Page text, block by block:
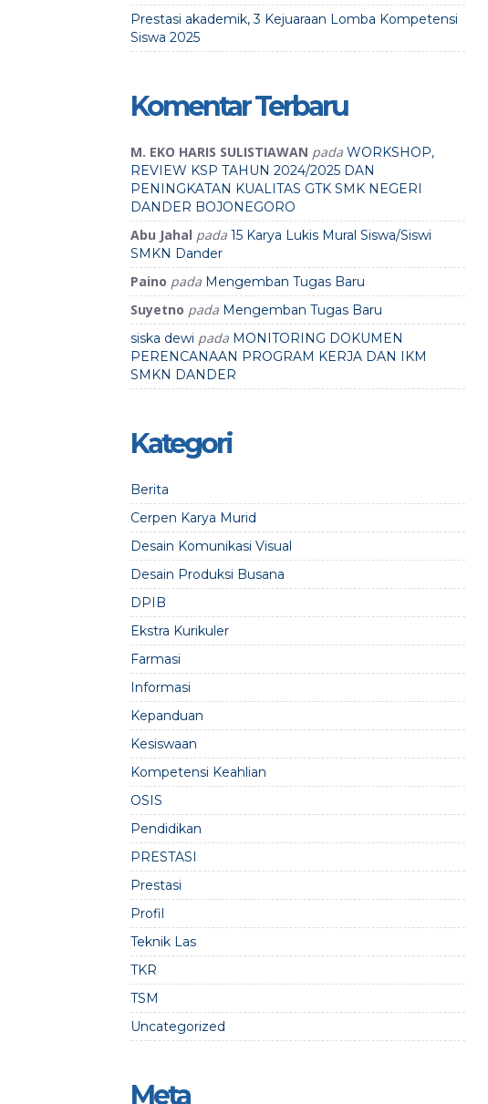
Prestasi akademik, 3 Kejuaraan Lomba Kompetensi
Siswa 2025
Komentar Terbaru
M. EKO HARIS SULISTIAWAN pada WORKSHOP,
REVIEW KSP TAHUN 2024/2025 DAN
PENINGKATAN KUALITAS GTK SMK NEGERI
DANDER BOJONEGORO
Abu Jahal pada 15 Karya Lukis Mural Siswa/Siswi
SMKN Dander
Paino pada Mengemban Tugas Baru
Suyetno pada Mengemban Tugas Baru
siska dewi pada MONITORING DOKUMEN
PERENCANAAN PROGRAM KERJA DAN IKM
SMKN DANDER
Kategori
Berita
Cerpen Karya Murid
Desain Komunikasi Visual
Desain Produksi Busana
DPIB
Ekstra Kurikuler
Farmasi
Informasi
Kepanduan
Kesiswaan
Kompetensi Keahlian
OSIS
Pendidikan
PRESTASI
Prestasi
Profil
Teknik Las
TKR
TSM
Uncategorized
Meta